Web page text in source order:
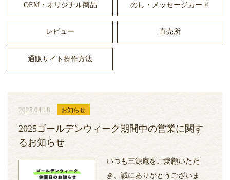
OEM・オリジナル商品 のし・メッセージカード
レビュー 直売所
通販サイト操作方法
2025.04.18 お知らせ
2025ゴールデンウィーク期間中の営業に関す
るお知らせ
いつも三源庵をご愛顧いただ
き、誠にありがとうございま